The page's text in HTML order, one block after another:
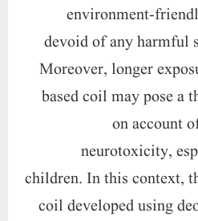
environment-
devoid of any harmful
Moreover, longer
based coil may pose a
on account
neurotoxicity,
children. In this context,
coil developed using